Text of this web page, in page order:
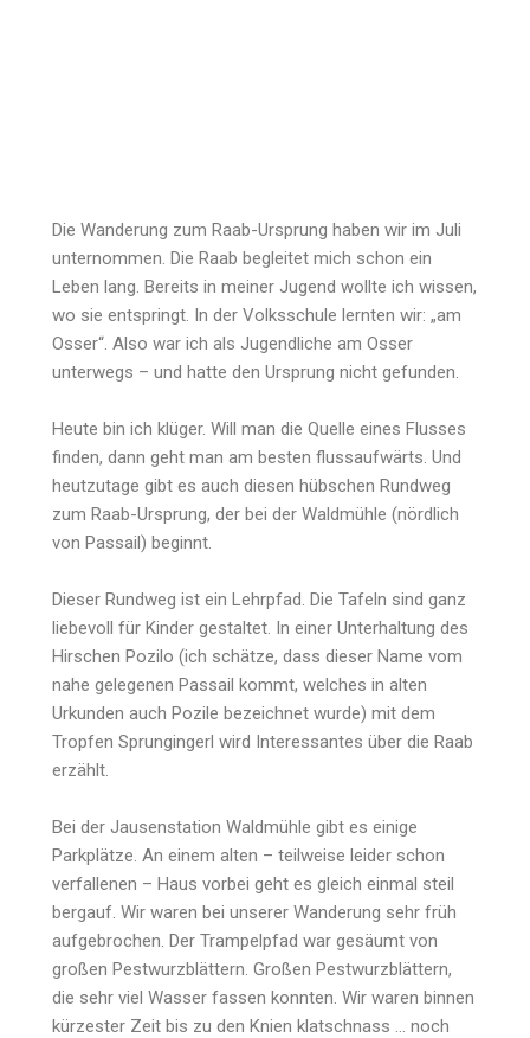
Die Wanderung zum Raab-Ursprung haben wir im Juli
unternommen. Die Raab begleitet mich schon ein
Leben lang. Bereits in meiner Jugend wollte ich wissen,
wo sie entspringt. In der Volksschule lernten wir: „am
Osser“. Also war ich als Jugendliche am Osser
unterwegs – und hatte den Ursprung nicht gefunden.
Heute bin ich klüger. Will man die Quelle eines Flusses
finden, dann geht man am besten flussaufwärts. Und
heutzutage gibt es auch diesen hübschen Rundweg
zum Raab-Ursprung, der bei der Waldmühle (nördlich
von Passail) beginnt.
Dieser Rundweg ist ein Lehrpfad. Die Tafeln sind ganz
liebevoll für Kinder gestaltet. In einer Unterhaltung des
Hirschen Pozilo (ich schätze, dass dieser Name vom
nahe gelegenen Passail kommt, welches in alten
Urkunden auch Pozile bezeichnet wurde) mit dem
Tropfen Sprungingerl wird Interessantes über die Raab
erzählt.
Bei der Jausenstation Waldmühle gibt es einige
Parkplätze. An einem alten – teilweise leider schon
verfallenen – Haus vorbei geht es gleich einmal steil
bergauf. Wir waren bei unserer Wanderung sehr früh
aufgebrochen. Der Trampelpfad war gesäumt von
großen Pestwurzblättern. Großen Pestwurzblättern,
die sehr viel Wasser fassen konnten. Wir waren binnen
kürzester Zeit bis zu den Knien klatschnass … noch